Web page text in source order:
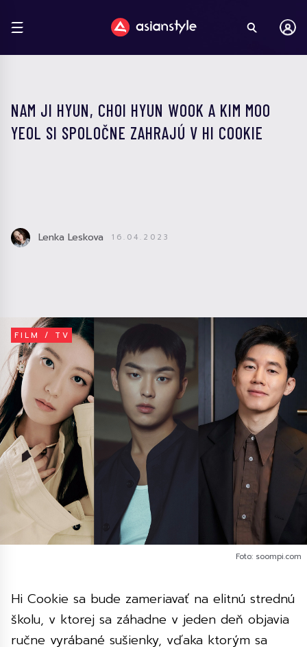
NAM JI HYUN, CHOI HYUN WOOK A KIM MOO
YEOL SI SPOLOČNE ZAHRAJÚ V HI COOKIE
Lenka Leskova 16.04.2023
FILM / TV
Foto: soompi.com
Hi Cookie sa bude zameriavať na elitnú strednú
školu, v ktorej sa záhadne v jeden deň objavia
ručne vyrábané sušienky, vďaka ktorým sa